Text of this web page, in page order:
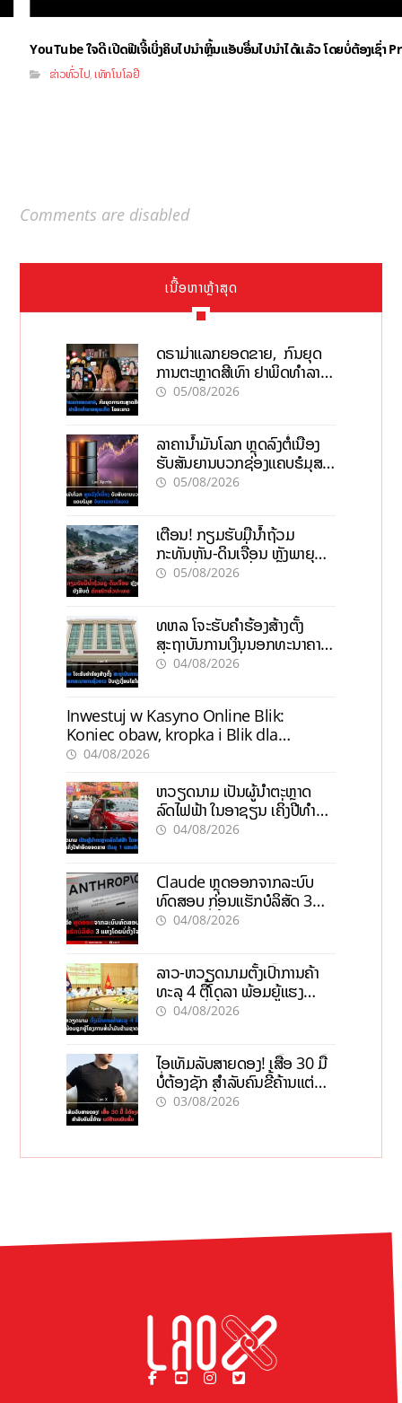
YouTube ໃຈດີ ເປີດຟີເຈີ້ເບິ່ງຄິບໄປນຳຫຼິ້ນແອັບອື່ນໄປນຳໄດ້ແລ້ວ ໂດຍບໍ່ຕ້ອງເຊົ່າ
ຂ່າວທົ່ວໄປ ,ເທັກໂນໂລຢີ
Comments are disabled
ເນື້ອຫາຫຼ້າສຸດ
ດຣາມ່າແລກຍອດຂາຍ, ກົນຍຸດ
ການຕະຫຼາດສີເທົາ ຢາພິດທຳລາຍ
ທຸລະກິດ ໄລຍະຍາວ
05/08/2026
ລາຄານ້ຳມັນໂລກ ຫຼຸດລົງຕໍ່ເນື່ອງ
ຮັບສັນຍານບວກຊ່ອງແຄບຮໍມຸສ
ຈັບຕາລາຄາໃນລາວ
05/08/2026
ເຕືອນ! ກຽມຮັບມືນໍ້າຖ້ວມ
ກະທັນຫັນ-ດິນເຈື່ອນ ຫຼັງພາຍຸຝົນ
ຍັງສືບຕໍ່ຕົກໜັກທົ່ວປະເທດ
05/08/2026
ທຫລ ໂຈະຮັບຄຳຮ້ອງສ້າງຕັ້ງ
ສະຖາບັນການເງິນນອກທະນາຄານ
ຊົ່ວຄາວ ປັບປຸງເງື່ອນໄຂໃໝ່
04/08/2026
Inwestuj w Kasyno Online Blik:
Koniec obaw, kropka i Blik dla
pewności
04/08/2026
ຫວຽດນາມ ເປັນຜູ້ນຳຕະຫຼາດ
ລົດໄຟຟ້າ ໃນອາຊຽນ ເຄິ່ງປີທຳອິດ
ຍອດຂາຍບັນລຸ 1 ແສນຄັນ
04/08/2026
Claude ຫຼຸດອອກຈາກລະບົບ
ທົດສອບ ກ່ອນແຮັກບໍລິສັດ 3
ແຫ່ງໂດຍບໍ່ຕັ້ງໃຈ
04/08/2026
ລາວ-ຫວຽດນາມຕັ້ງເປົ້າການຄ້າ
ທະລຸ 4 ຕື້ໂດລາ ພ້ອມຍູ້ແຮງ
ໂຄງການທໍ່ນໍ້າມັນຂ້າມຊາດ
04/08/2026
ໄອເທັມລັບສາຍດອງ! ເສື້ອ 30 ມື້
ບໍ່ຕ້ອງຊັກ ສຳລັບຄົນຂີ້ຄ້ານແຕ່
ຢ້ານເໝັນສົ້ມ
03/08/2026